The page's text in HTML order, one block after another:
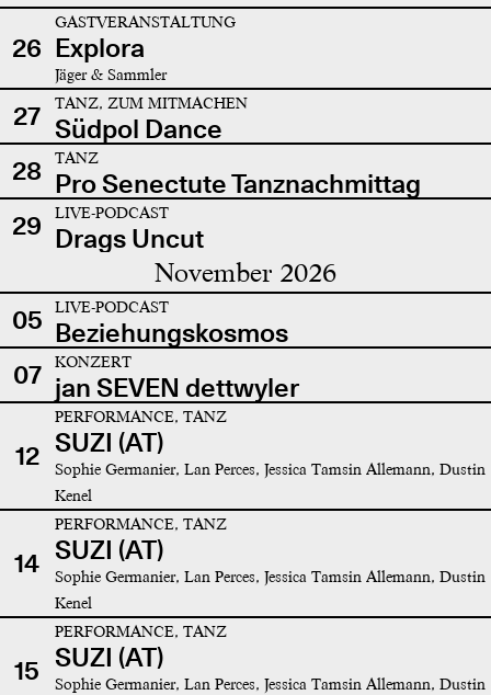
26
GASTVERANSTALTUNG
Explora
Jäger & Sammler
27 TANZ, ZUM MITMACHEN
Südpol Dance
28
TANZ
Pro Senectute Tanznachmittag
29
LIVE-PODCAST
Drags Uncut
November 2026
05 LIVE-PODCAST
Beziehungskosmos
07
KONZERT
jan SEVEN dettwyler
12
PERFORMANCE, TANZ
SUZI (AT)
Sophie Germanier, Lan Perces, Jessica Tamsin Allemann, Dustin
Kenel
14
PERFORMANCE, TANZ
SUZI (AT)
Sophie Germanier, Lan Perces, Jessica Tamsin Allemann, Dustin
Kenel
15
PERFORMANCE, TANZ
SUZI (AT)
Sophie Germanier, Lan Perces, Jessica Tamsin Allemann, Dustin